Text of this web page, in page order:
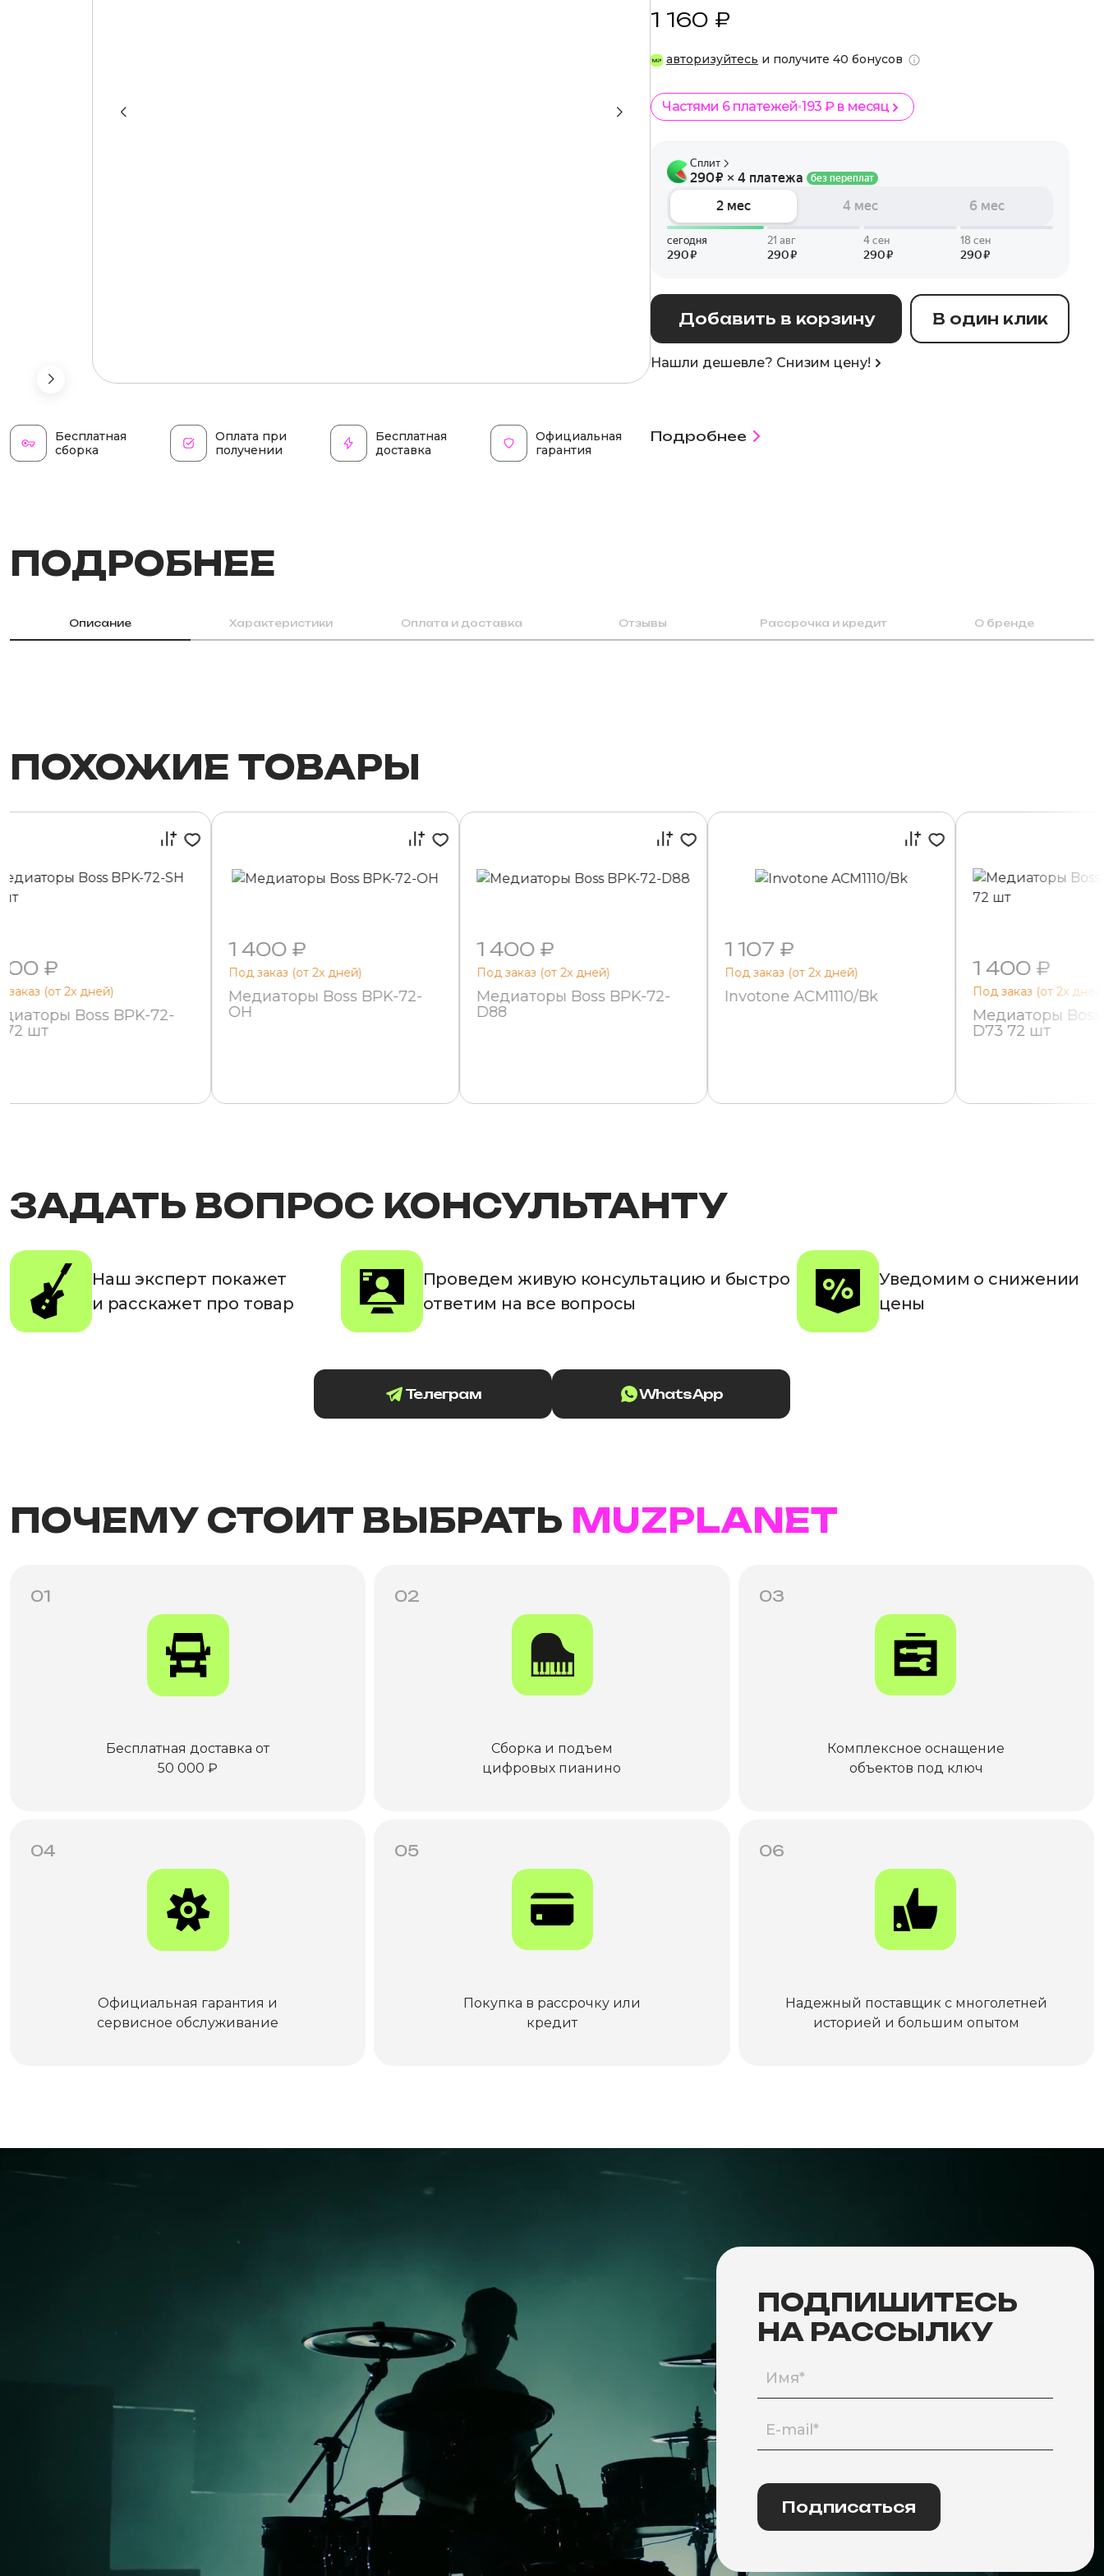
Бесплатная
сборка
Оплата при
получении
Бесплатная
доставка
Официальная
гарантия
1 160 ₽
авторизуйтесь и получите 40 бонусов
Частями 6 платежей 193 ₽ в месяц
Добавить в корзину В один клик
Нашли дешевле? Снизим цену!
Подробнее
ПОДРОБНЕЕ
Описание Характеристики Оплата и доставка Отзывы Рассрочка и кредит О бренде
ПОХОЖИЕ ТОВАРЫ
₽
заказ (от 2х дней)
Boss BPK-72-
72 шт
1 400 ₽
Под заказ (от 2х дней)
Медиаторы Boss BPK-72-
OH
1 400 ₽
Под заказ (от 2х дней)
Медиаторы Boss BPK-72-
D88
1 107 ₽
Под заказ (от 2х дней)
Invotone ACM1110/Bk
1 400 ₽
Под заказ (от 2х
Медиаторы Boss
D73 72 шт
ЗАДАТЬ ВОПРОС КОНСУЛЬТАНТУ
Наш эксперт покажет
и расскажет про товар
Проведем живую консультацию и быстро
ответим на все вопросы
Уведомим о снижении
цены
Телеграм WhatsApp
ПОЧЕМУ СТОИТ ВЫБРАТЬ MUZPLANET
01
Бесплатная доставка от
50 000 ₽
02
Сборка и подъем
цифровых пианино
03
Комплексное оснащение
объектов под ключ
04
Официальная гарантия и
сервисное обслуживание
05
Покупка в рассрочку или
кредит
06
Надежный поставщик с многолетней
историей и большим опытом
ПОДПИШИТЕСЬ
НА РАССЫЛКУ
Подписаться